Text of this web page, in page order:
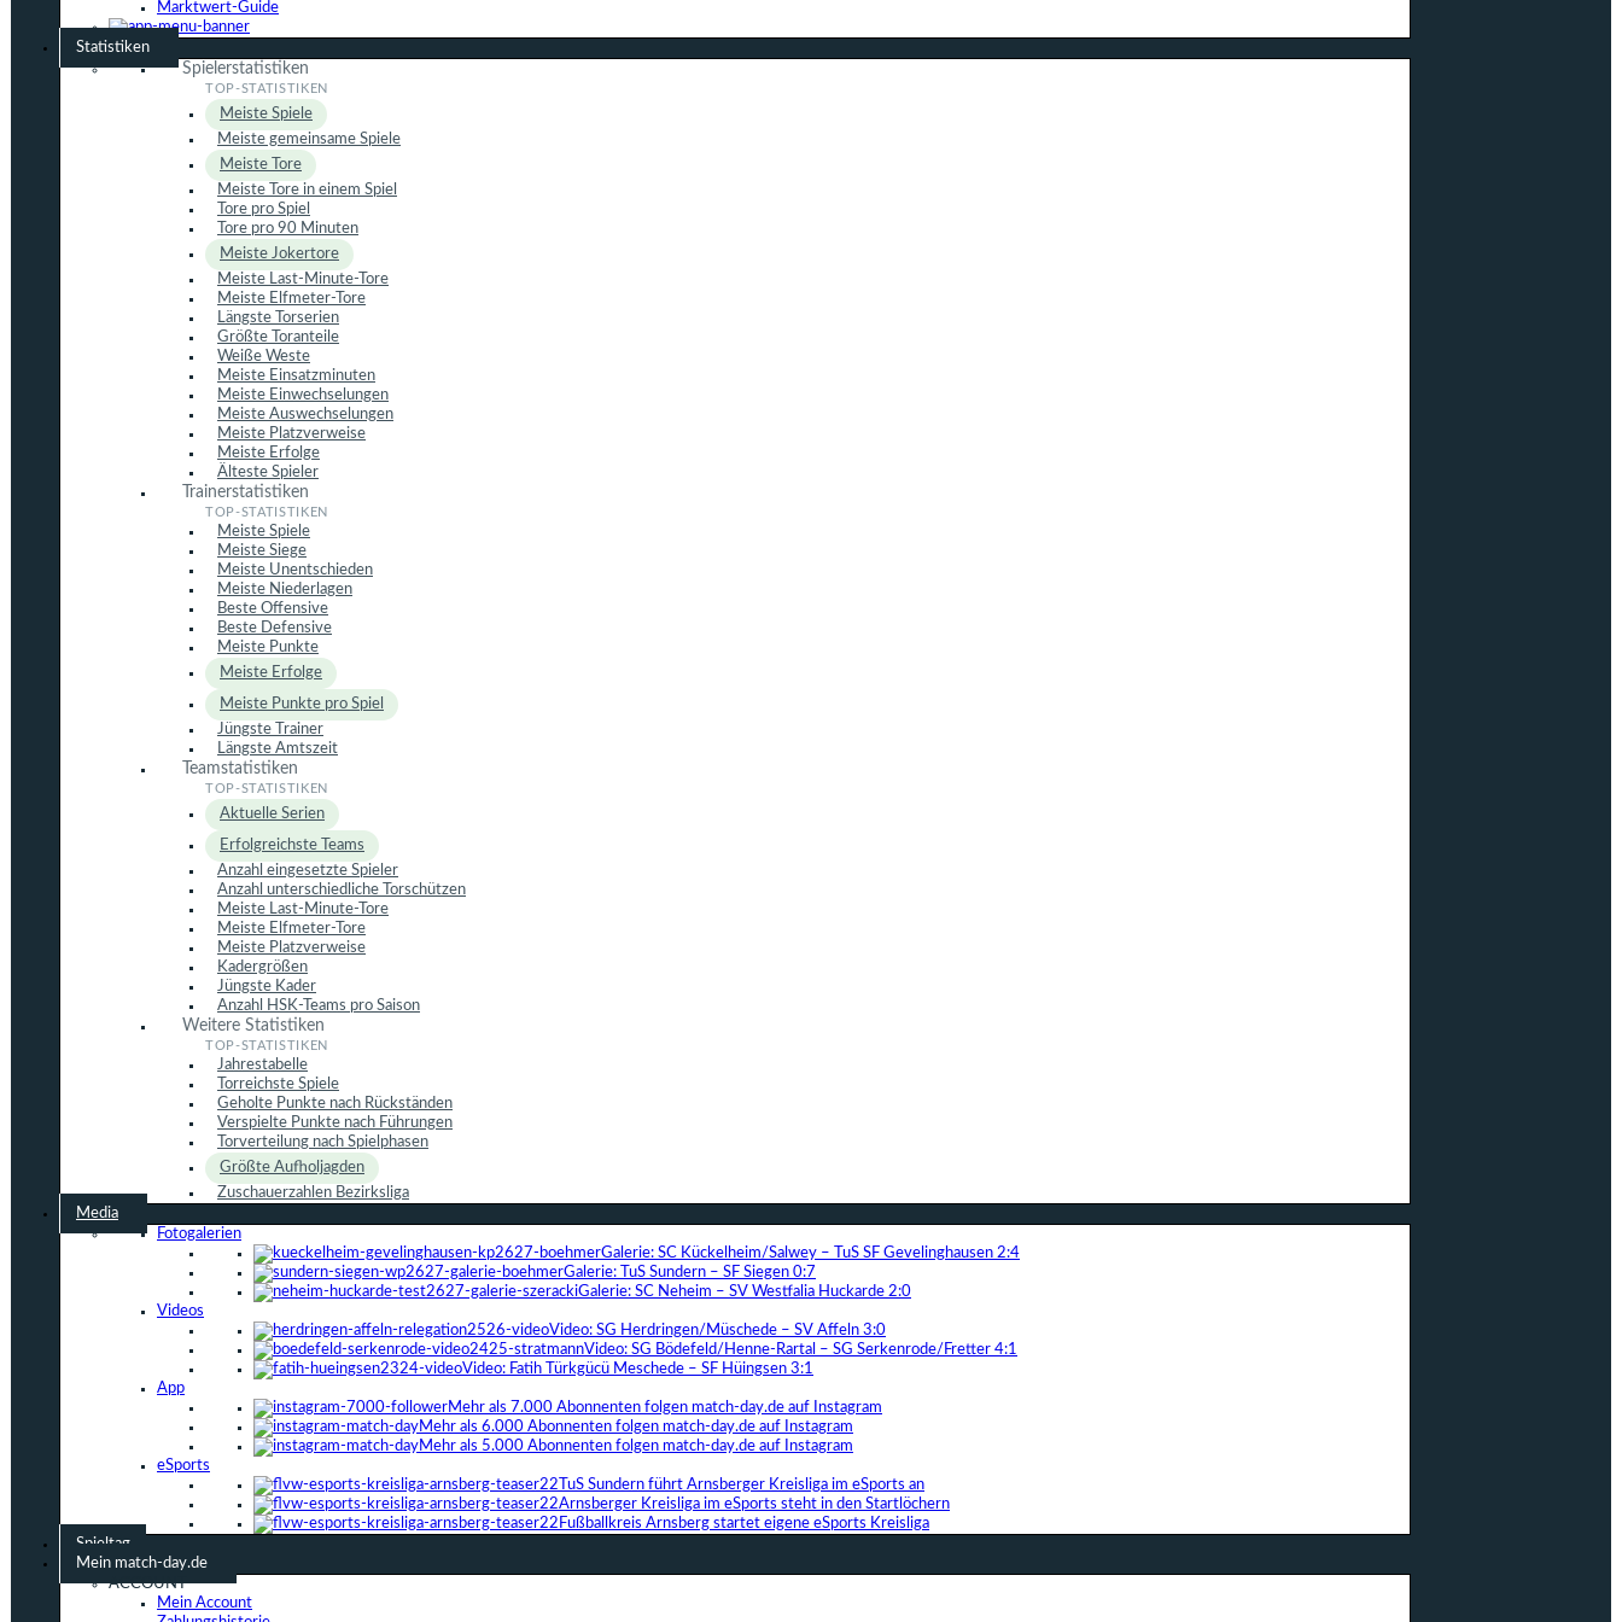
Marktwert-Guide
Statistiken
Spielerstatistiken
Meiste Spiele
Meiste gemeinsame Spiele
Meiste Tore
Meiste Tore in einem Spiel
Tore pro Spiel
Tore pro 90 Minuten
Meiste Jokertore
Meiste Last-Minute-Tore
Meiste Elfmeter-Tore
Längste Torserien
Größte Toranteile
Weiße Weste
Meiste Einsatzminuten
Meiste Einwechselungen
Meiste Auswechselungen
Meiste Platzverweise
Meiste Erfolge
Älteste Spieler
Trainerstatistiken
Meiste Spiele
Meiste Siege
Meiste Unentschieden
Meiste Niederlagen
Beste Offensive
Beste Defensive
Meiste Punkte
Meiste Erfolge
Meiste Punkte pro Spiel
Jüngste Trainer
Längste Amtszeit
Teamstatistiken
Aktuelle Serien
Erfolgreichste Teams
Anzahl eingesetzte Spieler
Anzahl unterschiedliche Torschützen
Meiste Last-Minute-Tore
Meiste Elfmeter-Tore
Meiste Platzverweise
Kadergrößen
Jüngste Kader
Anzahl HSK-Teams pro Saison
Weitere Statistiken
Jahrestabelle
Torreichste Spiele
Geholte Punkte nach Rückständen
Verspielte Punkte nach Führungen
Torverteilung nach Spielphasen
Größte Aufholjagden
Zuschauerzahlen Bezirksliga
Media
Fotogalerien
Galerie: SC Kückelheim/Salwey – TuS SF Gevelinghausen 2:4
Galerie: TuS Sundern – SF Siegen 0:7
Galerie: SC Neheim – SV Westfalia Huckarde 2:0
Videos
Video: SG Herdringen/Müschede – SV Affeln 3:0
Video: SG Bödefeld/Henne-Rartal – SG Serkenrode/Fretter 4:1
Video: Fatih Türkgücü Meschede – SF Hüingsen 3:1
App
Mehr als 7.000 Abonnenten folgen match-day.de auf Instagram
Mehr als 6.000 Abonnenten folgen match-day.de auf Instagram
Mehr als 5.000 Abonnenten folgen match-day.de auf Instagram
eSports
TuS Sundern führt Arnsberger Kreisliga im eSports an
Arnsberger Kreisliga im eSports steht in den Startlöchern
Fußballkreis Arnsberg startet eigene eSports Kreisliga
Spieltag
Mein match-day.de
ACCOUNT
Mein Account